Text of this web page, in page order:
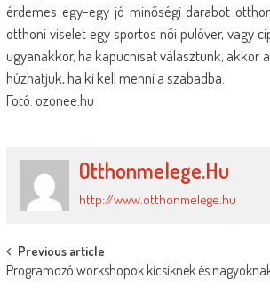
érdemes egy-egy jó minőségi darabot
otthoni viselet egy sportos női pulóver, vagy
ugyanakkor, ha kapucnisat választunk, akkor
húzhatjuk, ha ki kell menni a szabadba.
Fotó: ozonee.hu
Otthonmelege.hu
http://www.otthonmelege.hu
Post
navigation
Previous article
Programozó workshopok kicsiknek és